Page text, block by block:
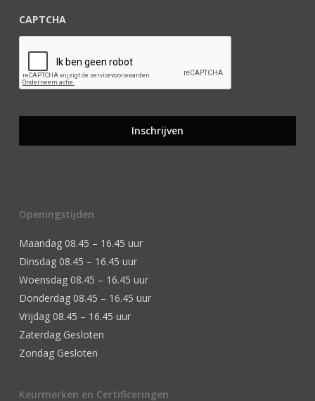
CAPTCHA
Openingstijden
Maandag 08.45 – 16.45 uur
Dinsdag 08.45 – 16.45 uur
Woensdag 08.45 – 16.45 uur
Donderdag 08.45 – 16.45 uur
Vrijdag 08.45 – 16.45 uur
Zaterdag Gesloten
Zondag Gesloten
Keurmerken en Certificeringen